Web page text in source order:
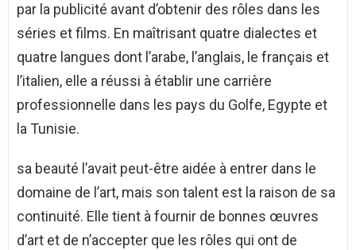
par la publicité avant d’obtenir des rôles dans les
séries et films. En maîtrisant quatre dialectes et
quatre langues dont l’arabe, l’anglais, le français et
l’italien, elle a réussi à établir une carrière
professionnelle dans les pays du Golfe, Egypte et
la Tunisie.
sa beauté l’avait peut-être aidée à entrer dans le
domaine de l’art, mais son talent est la raison de sa
continuité. Elle tient à fournir de bonnes œuvres
d’art et de n’accepter que les rôles qui ont de